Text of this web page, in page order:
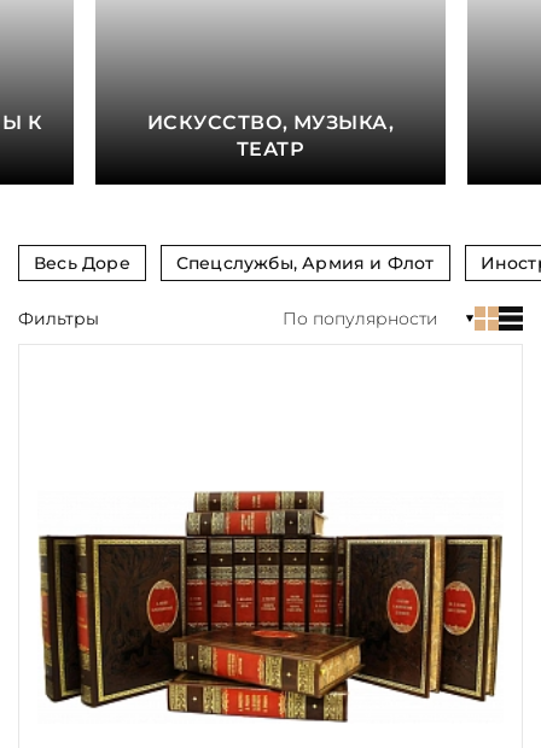
К
ИСКУССТВО, МУЗЫКА,
ТЕАТР
Весь Доре Спецслужбы, Армия и Флот
Язык
Обрез
Тиснение
Повод
Религия
Теги
Переплёт
Фильтры По популярности